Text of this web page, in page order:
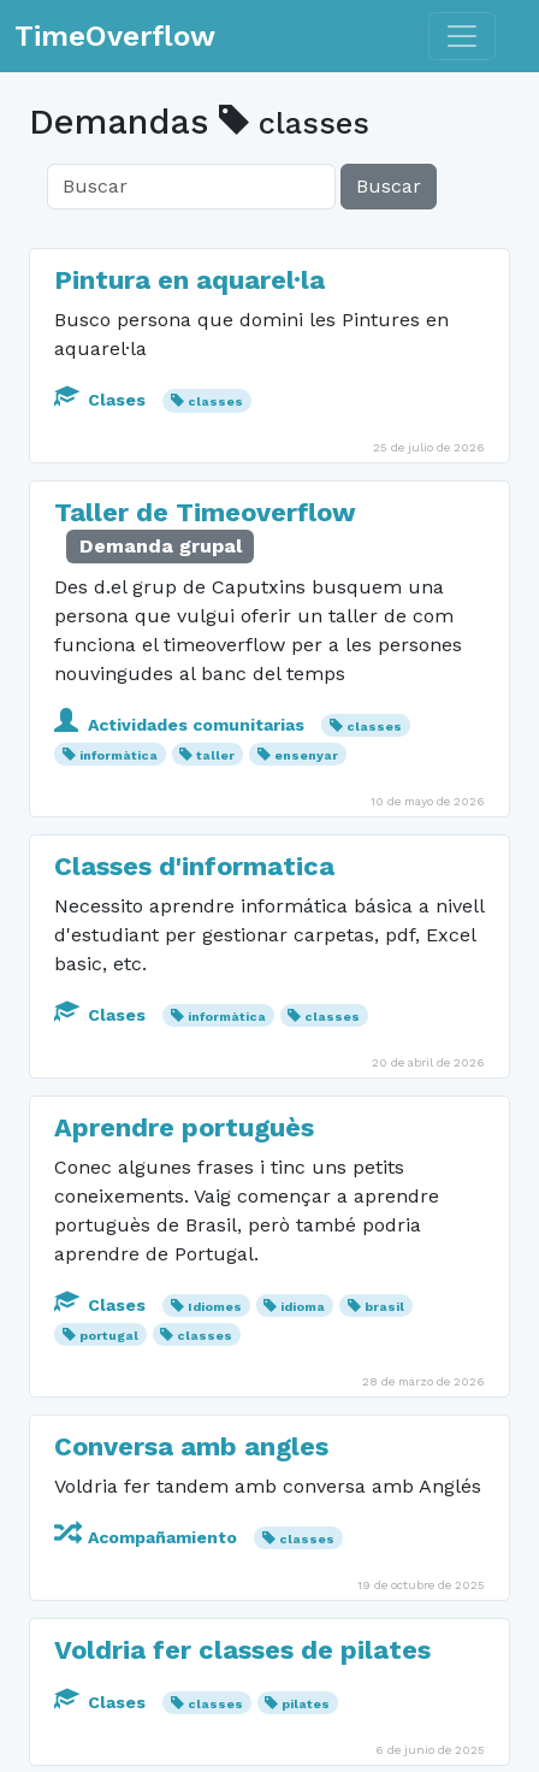
TimeOverflow Toggle
Demandas classes
Buscar
Pintura en aquarel·la
Busco persona que domini les Pintures en
aquarel·la
Clases classes
25 de julio de 2026
Taller de Timeoverflow
Demanda grupal
Des d.el grup de Caputxins busquem una
persona que vulgui oferir un taller de com
funciona el timeoverflow per a les persones
nouvingudes al banc del temps
Actividades comunitarias
classes
informàtica
taller ensenyar
10 de mayo de 2026
Classes d'informatica
Necessito aprendre informática básica a nivell
d'estudiant per gestionar carpetas, pdf, Excel
basic, etc.
Clases informàtica classes
20 de abril de 2026
Aprendre portuguès
Conec algunes frases i tinc uns petits
coneixements. Vaig començar a aprendre
portuguès de Brasil, però també podria
aprendre de Portugal.
Clases Idiomes idioma
brasil
portugal
classes
28 de marzo de 2026
Conversa amb angles
Voldria fer tandem amb conversa amb Anglés
Acompañamiento classes
19 de octubre de 2025
Voldria fer classes de pilates
Clases classes pilates
6 de junio de 2025